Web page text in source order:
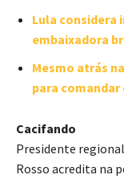
Lula considera
embaixadora
Mesmo atrás
para comandar
Cacifando
Presidente
Rosso acredita na